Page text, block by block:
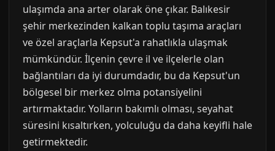
ulaşımda ana arter olarak öne çıkar. Balıkesir
şehir merkezinden kalkan toplu taşıma araçları
ve özel araçlarla Kepsut'a rahatlıkla ulaşmak
mümkündür. İlçenin çevre il ve ilçelerle olan
bağlantıları da iyi durumdadır, bu da Kepsut'un
bölgesel bir merkez olma potansiyelini
artırmaktadır. Yolların bakımlı olması, seyahat
süresini kısaltırken, yolculuğu da daha keyifli hale
getirmektedir.